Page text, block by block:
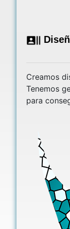
Creamos
Tenemos
para